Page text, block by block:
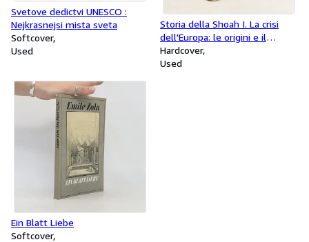
Svetove dedictvi UNESCO :
Nejkrasnejsi mista sveta
Softcover
Used
Storia della Shoah I. La crisi
dell'Europa: le origini e il
contesto
Hardcover
Used
Ein Blatt Liebe
Softcover